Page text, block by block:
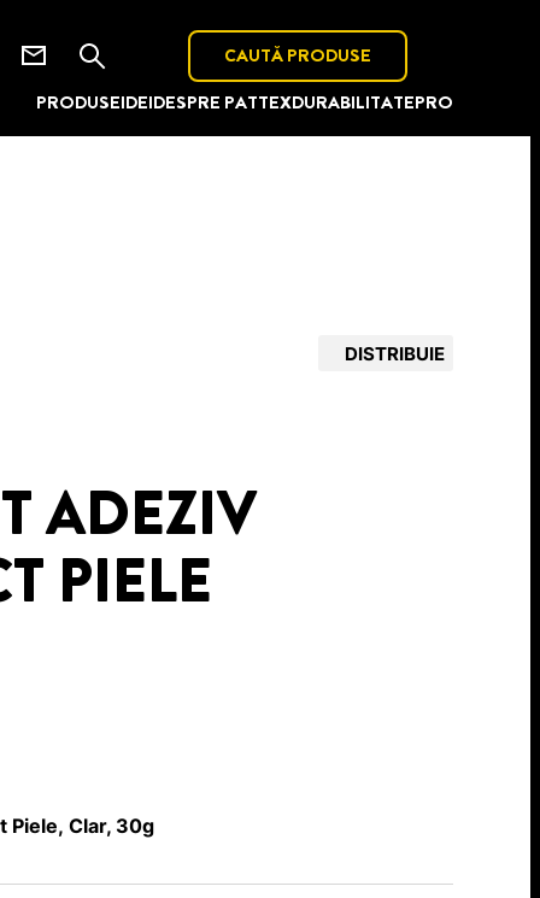
PRODUSEIDEIDESPRE PATTEXDURABILITATEPRO
CAUTĂ PRODUSE
DISTRIBUIE
ADEZIV
PIELE
Piele, Clar, 30g